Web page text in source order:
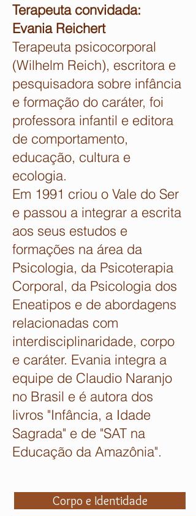
Terapeuta convidada:
Evania Reichert
Terapeuta psicocorporal
(Wilhelm Reich), escritora e
pesquisadora sobre infância
e formação do caráter, foi
professora infantil e editora
de comportamento,
educação, cultura e
ecologia.
Em 1991 criou o Vale do Ser
e passou a integrar a escrita
aos seus estudos e
formações na área da
Psicologia, da Psicoterapia
Corporal, da Psicologia dos
Eneatipos e de abordagens
relacionadas com
interdisciplinaridade, corpo
e caráter. Evania integra a
equipe de Claudio Naranjo
no Brasil e é autora dos
livros "Infância, a Idade
Sagrada" e de "SAT na
Educação da Amazônia".
Corpo e Identidade